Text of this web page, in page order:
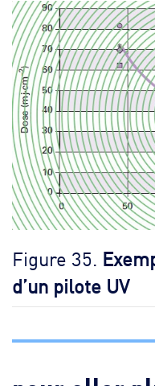
Figure 35.
d’un pilote UV